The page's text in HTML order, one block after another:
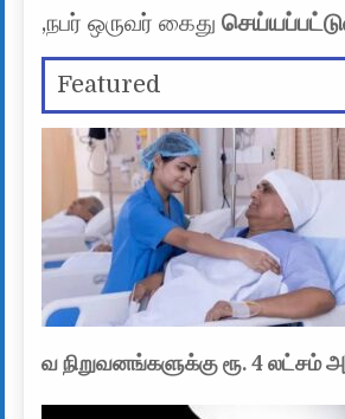
,நபர் ஒருவர் கைது
Featured
வ நிறுவனங்களுக்கு ரூ. 4 லட்சம்